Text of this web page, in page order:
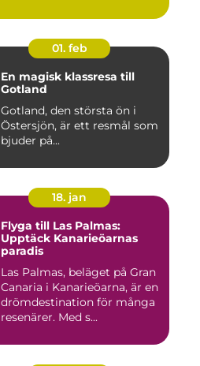
01. feb
En magisk klassresa till
Gotland
Gotland, den största ön i
Östersjön, är ett resmål som
bjuder på...
18. jan
Flyga till Las Palmas:
Upptäck Kanarieöarnas
paradis
Las Palmas, beläget på Gran
Canaria i Kanarieöarna, är en
drömdestination för många
resenärer. Med s...